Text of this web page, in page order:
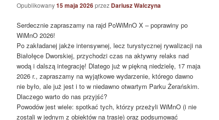
Opublikowany15 maja 2026przez Dariusz Walczyna
Serdecznie zapraszamy na rajd PoWiMnO X – poprawiny po
WiMnO 2026!
Po zakładanej jakże intensywnej, lecz turystycznej rywalizacji na
Białołęce Dworskiej, przychodzi czas na aktywny relaks nad
wodą i dalszą integrację! Dlatego już w piękną niedzielę, 17 maja
2026 r., zapraszamy na wyjątkowe wydarzenie, którego dawno
nie było, ale już jest i to w niedawno otwartym Parku Żerańskim.
Dlaczego warto do nas przyjść?
Powodów jest wiele: spotkać tych, którzy przeżyli WiMnO (i nie
zostali w jednym z obiektów na trasie) oraz podsumować